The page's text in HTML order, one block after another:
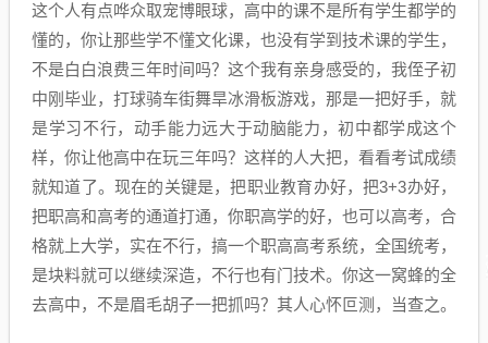
这个人有点哗众取宠博眼球，高中的课不是所有学生都学的
懂的，你让那些学不懂文化课，也没有学到技术课的学生，
不是白白浪费三年时间吗？这个我有亲身感受的，我侄子初
中刚毕业，打球骑车街舞旱冰滑板游戏，那是一把好手，就
是学习不行，动手能力远大于动脑能力，初中都学成这个
样，你让他高中在玩三年吗？这样的人大把，看看考试成绩
就知道了。现在的关键是，把职业教育办好，把3+3办好，
把职高和高考的通道打通，你职高学的好，也可以高考，合
格就上大学，实在不行，搞一个职高高考系统，全国统考，
是块料就可以继续深造，不行也有门技术。你这一窝蜂的全
去高中，不是眉毛胡子一把抓吗？其人心怀叵测，当查之。